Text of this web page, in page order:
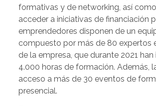
formativas y de networking, así
acceder a iniciativas de financiación
emprendedores disponen de un
compuesto por más de 80 expertos
de la empresa, que durante 2021
4.000 horas de formación. Además,
acceso a más de 30 eventos de
presencial.